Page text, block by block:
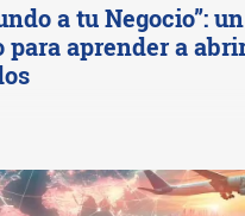
a tu Negocio”:
para aprender a